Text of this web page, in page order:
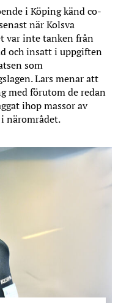
i Köping känd co-
när Kolsva
var inte tanken från
och insatt i uppgiften
som
Lars menar att
med förutom de redan
ihop massor av
närområdet.